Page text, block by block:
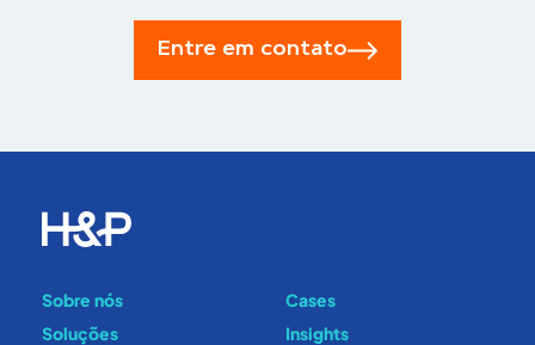
Entre em contato
Sobre nós
Soluções
Cases
Insights